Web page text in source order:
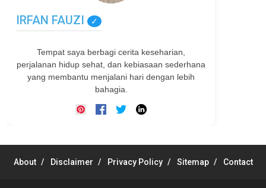
IRFAN FAUZI ✓
Tempat saya berbagi cerita keseharian,
perjalanan hidup sehat, dan kebiasaan sederhana
yang membantu menjalani hari dengan lebih
bahagia.
About Disclaimer Privacy Policy Sitemap Contact